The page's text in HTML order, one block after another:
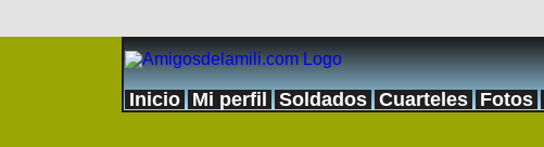
Inicio Mi perfil Soldados Cuarteles Fotos